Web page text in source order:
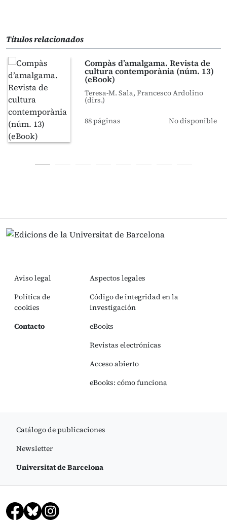
Títulos relacionados
Compàs d’amalgama. Revista de
cultura contemporània (núm. 13)
(eBook)
Teresa-M. Sala, Francesco Ardolino
(dirs.)
88 páginas No disponible
Aviso legal
Política de
cookies
Contacto
Aspectos legales
Código de integridad en la
investigación
eBooks
Revistas electrónicas
Acceso abierto
eBooks: cómo funciona
Catálogo de publicaciones
Newsletter
Universitat de Barcelona